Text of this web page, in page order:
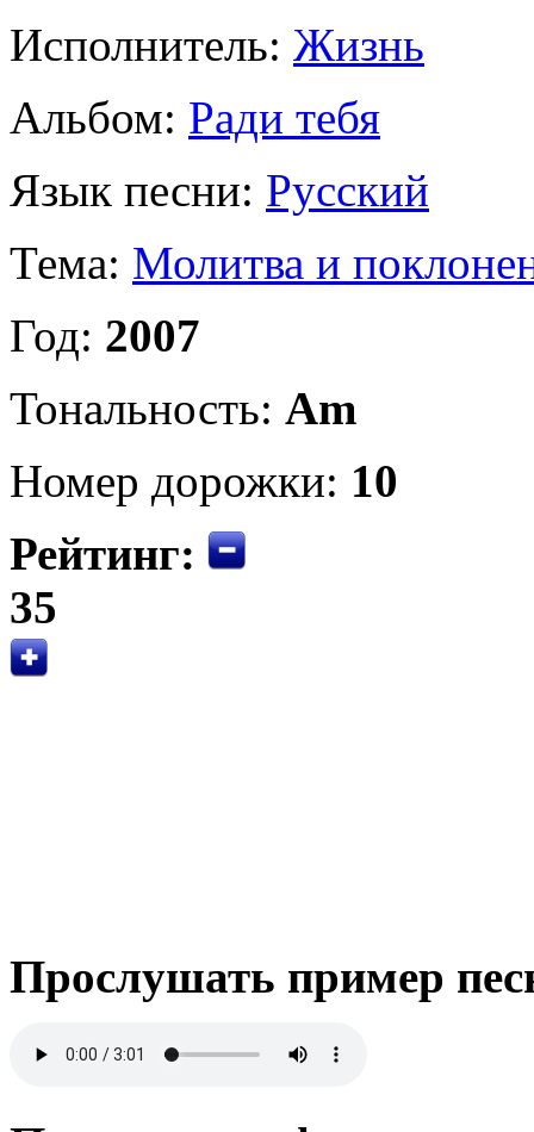
Исполнитель: Жизнь
Альбом: Ради тебя
Язык песни: Русский
Тема: Молитва и
Год: 2007
Тональность: Am
Номер дорожки: 10
Рейтинг:
35
Прослушать пример